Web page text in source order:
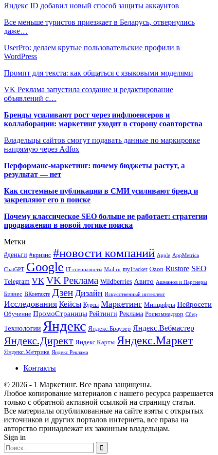
Яндекс ID добавил новый способ защиты аккаунтов
Все меньше туристов приезжает в Беларусь, отвернулись
даже…
UserPro: делаем крутые пользовательские профили в
WordPress
Промпт для текста: как общаться с языковыми моделями
VK Реклама запустила создание и редактирование
объявлений с…
Бренды усиливают рост через инфлюенсеров и
коллаборации: маркетинг уходит в сторону соавторства
Владельцы сайтов смогут подавать данные по маркировке
напрямую через Adfox
Перформанс-маркетинг: почему бюджеты растут, а
результат — нет
Как системные публикации в СМИ усиливают бренд и
закрепляют его в поиске
Почему классическое SEO больше не работает: стратегии
продвижения в новой логике поиска
Метки
#деньги #кризис #новости компаний Apple AppMetrica
ChatGPT Google IT-специалисты Mail.ru myTracker Ozon Rustore SEO
Telegram VK VK Реклама Wildberries Авито Ашманов и Партнеры
Бизнес ВКонтакте Дзен Дизайн Искусственный интеллект
Исследования Кейсы Курсы Маркетинг Минцифры Нейросети
Обучение ПромоСтраницы Рейтинги Реклама Роскомнадзор Сбер
Технологии Яндекс Яндекс.Браузер Яндекс.Вебмастер
Яндекс.Директ Яндекс.Карты Яндекс.Маркет
Яндекс.Метрика Яндекс Реклама
Контакты
© 2026 - 1 Маркетинг. Все права защищены.
Любое копирование материалов с нашего ресурса разрешается
только с обратной активной ссылкой на страницу статьи.
Все материалы опубликованные на сайте взяты с открытых
источников и других порталов интернета, все права на
авторство принадлежат их законным владельцам.
Sign in